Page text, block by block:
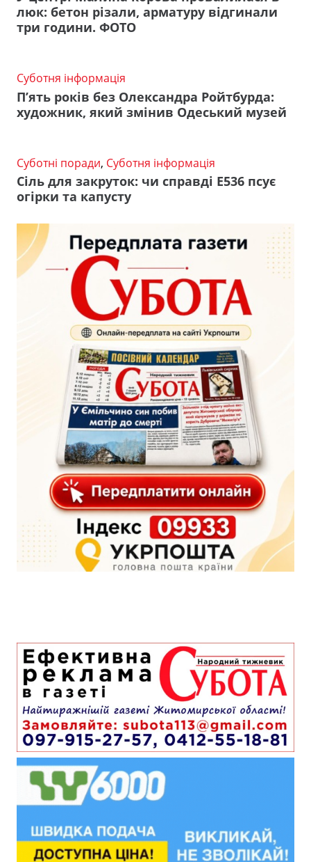
люк: бетон різали, арматуру відгинали
три години. ФОТО
Суботня інформація
П’ять років без Олександра Ройтбурда:
художник, який змінив Одеський музей
Суботні поради, Суботня інформація
Сіль для закруток: чи справді Е536 псує
огірки та капусту